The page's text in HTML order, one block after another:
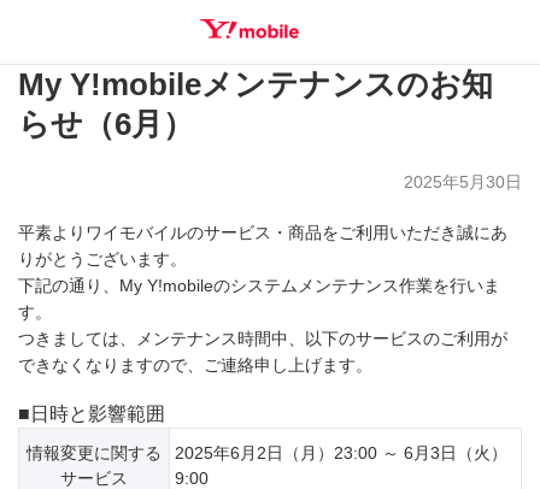
SEARCH
My Y!mobileメンテナンスのお知
らせ（6月）
2025年5月30日
平素よりワイモバイルのサービス・商品をご利用いただき誠にあ
りがとうございます。
下記の通り、My Y!mobileのシステムメンテナンス作業を行いま
す。
つきましては、メンテナンス時間中、以下のサービスのご利用が
できなくなりますので、ご連絡申し上げます。
■日時と影響範囲
情報変更に関する
サービス
2025年6月2日（月）23:00 ～ 6月3日（火）
9:00